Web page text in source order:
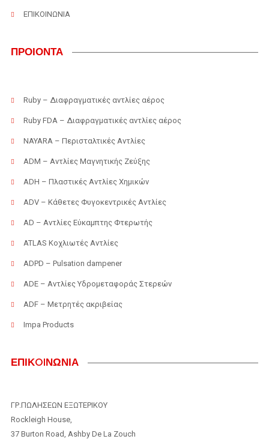
ΕΠΙΚΟΙΝΩΝΙΑ
ΠΡΟΙΟΝΤΑ
Ruby – Διαφραγματικές αντλίες αέρος
Ruby FDA – Διαφραγματικές αντλίες αέρος
NAYARA – Περισταλτικές Αντλίες
ADM – Αντλίες Μαγνητικής Ζεύξης
ADH – Πλαστικές Αντλίες Χημικών
ADV – Κάθετες Φυγοκεντρικές Αντλίες
AD – Αντλίες Εύκαμπτης Φτερωτής
ATLAS Κοχλιωτές Αντλίες
ADPD – Pulsation dampener
ADE – Αντλίες Υδρομεταφοράς Στερεών
ADF – Μετρητές ακριβείας
Impa Products
ΕΠΙΚOIΝΩΝΙΑ
ΓΡ.ΠΩΛΗΣΕΩΝ ΕΞΩΤΕΡΙΚΟΥ
Rockleigh House,
37 Burton Road, Ashby De La Zouch